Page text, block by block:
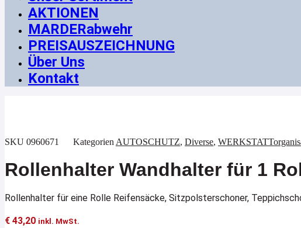
AKTIONEN
MARDERabwehr
PREISAUSZEICHNUNG
Über Uns
Kontakt
SKU 0960671 Kategorien AUTOSCHUTZ, Diverse,
Rollenhalter Wandhalter für 1
Rollenhalter für eine Rolle Reifensäcke, Sitzpolsterschoner,
€ 43,20 inkl. MwSt.